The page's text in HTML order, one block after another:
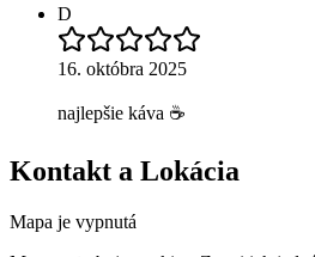
D
16. októbra 2025
najlepšie káva ☕️
Kontakt a Lokácia
Mapa je vypnutá